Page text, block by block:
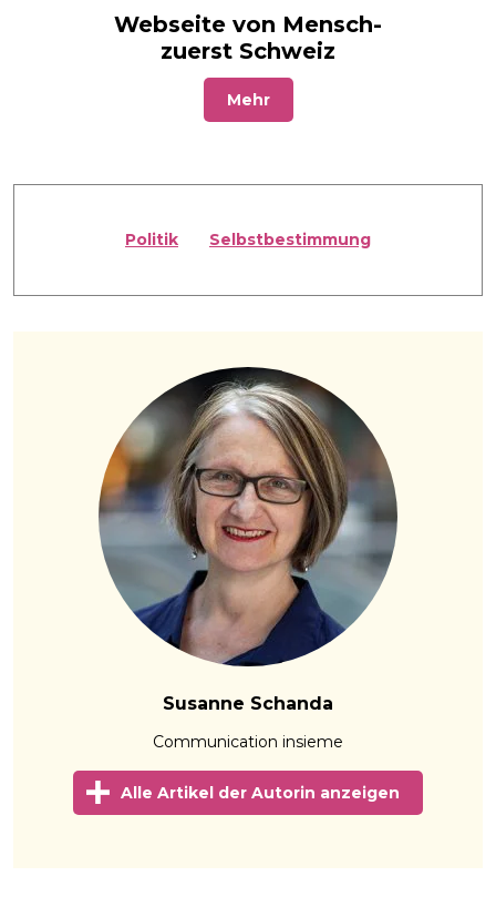
Webseite von Mensch-
zuerst Schweiz
Mehr
Politik Selbstbestimmung
Susanne Schanda
Communication insieme
Alle Artikel der Autorin anzeigen